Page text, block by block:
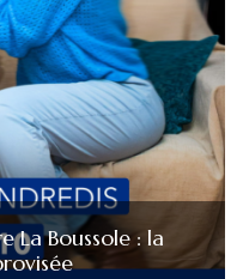
La Boussole : la